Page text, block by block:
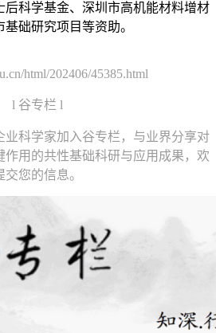
后科学基金、深圳市高机能材料增材
础研究项目等资助。
html/202406/45385.html
l 谷专栏 l
业科学家加入谷专栏，与业界分享对
用的共性基础科研与应用成果，欢
您的信息。